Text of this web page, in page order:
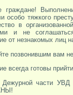
граждане!
особо тяжкого
в
и не
от незнакомых лиц
позвонившим вам
всегда готовы
Дежурной части